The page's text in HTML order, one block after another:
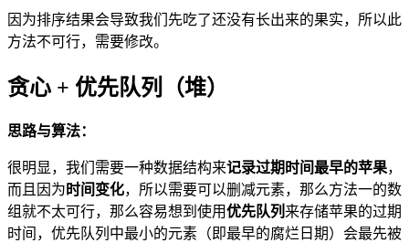
因为排序结果会导致我们先吃了还没有长出来的果实，所以此
方法不可行，需要修改。
贪心 + 优先队列（堆）
思路与算法：
很明显，我们需要一种数据结构来记录过期时间最早的苹果，
而且因为 时间变化，所以需要可以删减元素，那么方法一的数
组就不太可行，那么容易想到使用优先队列 来存储苹果的过期
时间，优先队列中最小的元素（即最早的腐烂日期）会最先被